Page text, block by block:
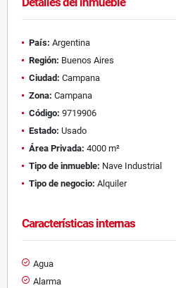
País: Argentina
Región: Buenos Aires
Ciudad: Campana
Zona: Campana
Código: 9719906
Estado: Usado
Área Privada: 4000 m²
Tipo de inmueble: Nave Industrial
Tipo de negocio: Alquiler
Características internas
Agua
Alarma